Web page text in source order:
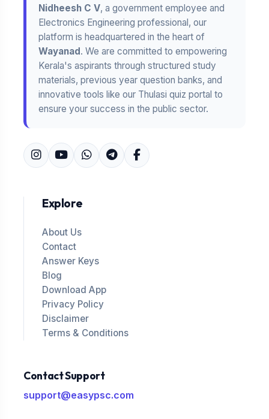
Nidheesh C V, a government employee and
Electronics Engineering professional, our
platform is headquartered in the heart of
Wayanad. We are committed to empowering
Kerala's aspirants through structured study
materials, previous year question banks, and
innovative tools like our Thulasi quiz portal to
ensure your success in the public sector.
Explore
About Us
Contact
Answer Keys
Blog
Download App
Privacy Policy
Disclaimer
Terms & Conditions
Contact Support
support@easypsc.com